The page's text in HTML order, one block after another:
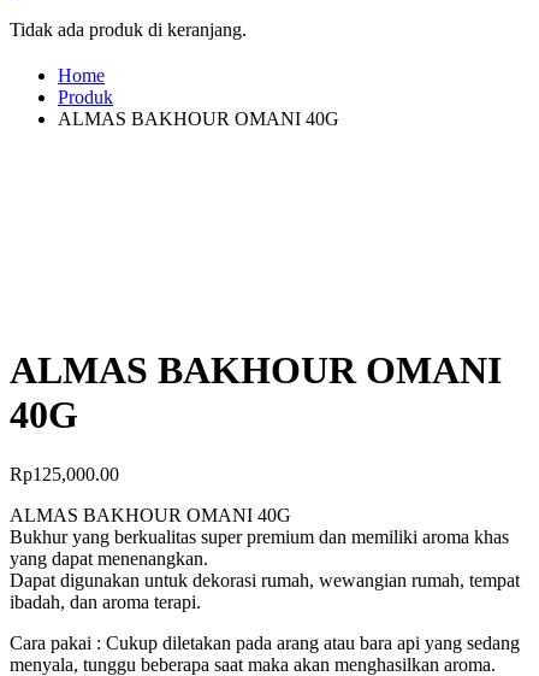
Tidak ada produk di keranjang.
Home
Produk
ALMAS BAKHOUR OMANI 40G
ALMAS BAKHOUR OMANI
40G
Rp125,000.00
ALMAS BAKHOUR OMANI 40G
Bukhur yang berkualitas super premium dan memiliki aroma khas
yang dapat menenangkan.
Dapat digunakan untuk dekorasi rumah, wewangian rumah, tempat
ibadah, dan aroma terapi.
Cara pakai : Cukup diletakan pada arang atau bara api yang sedang
menyala, tunggu beberapa saat maka akan menghasilkan aroma.